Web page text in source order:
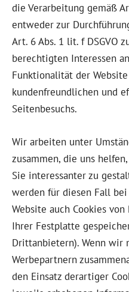
die Verarbeitung gemäß
entweder zur
Art. 6 Abs. 1 lit. f DSGVO
berechtigten Interessen
Funktionalität der
kundenfreundlichen und
Seitenbesuchs.
Wir arbeiten unter
zusammen, die uns
Sie interessanter zu
werden für diesen Fall
Website auch Cookies
Ihrer Festplatte
Drittanbietern). Wenn wir
Werbepartnern
den Einsatz derartiger